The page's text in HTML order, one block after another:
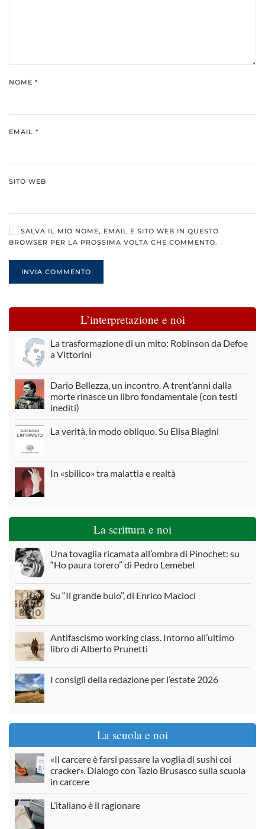
NOME *
EMAIL *
SITO WEB
SALVA IL MIO NOME, EMAIL E SITO WEB IN QUESTO
BROWSER PER LA PROSSIMA VOLTA CHE COMMENTO.
INVIA COMMENTO
L’interpretazione e noi
La trasformazione di un mito: Robinson da Defoe
a Vittorini
Dario Bellezza, un incontro. A trent’anni dalla
morte rinasce un libro fondamentale (con testi
inediti)
La verità, in modo obliquo. Su Elisa Biagini
In «sbilico» tra malattia e realtà
La scrittura e noi
Una tovaglia ricamata all’ombra di Pinochet: su
“Ho paura torero” di Pedro Lemebel
Su “Il grande buio”, di Enrico Macioci
Antifascismo working class. Intorno all’ultimo
libro di Alberto Prunetti
I consigli della redazione per l’estate 2026
La scuola e noi
«Il carcere è farsi passare la voglia di sushi coi
cracker». Dialogo con Tazio Brusasco sulla scuola
in carcere
L’italiano è il ragionare